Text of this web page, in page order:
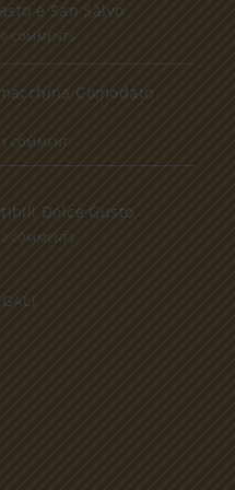
e San Salvo
0 COMMENTS
Comodato
1 COMMENT
Dolce Gusto
0 COMMENTS